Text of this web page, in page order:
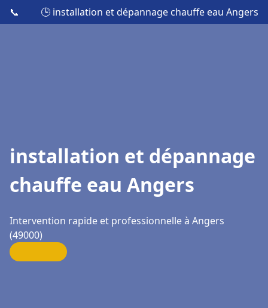
📞 🕒 installation et dépannage chauffe eau Angers
installation et dépannage
chauffe eau Angers
Intervention rapide et professionnelle à Angers
(49000)